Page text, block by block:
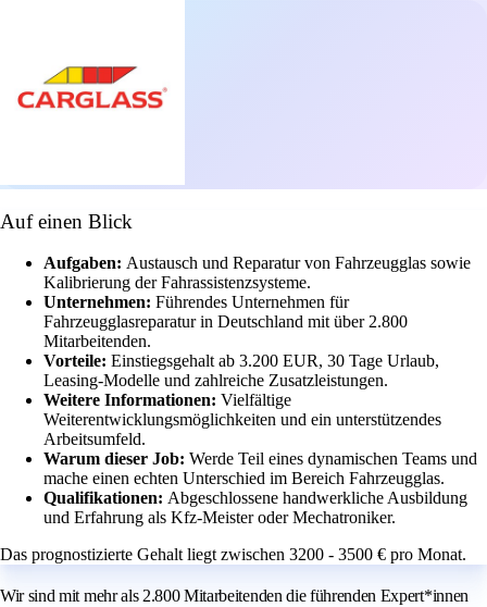
Auf einen Blick
Aufgaben: Austausch und Reparatur von Fahrzeugglas sowie
Kalibrierung der Fahrassistenzsysteme.
Unternehmen: Führendes Unternehmen für
Fahrzeugglasreparatur in Deutschland mit über 2.800
Mitarbeitenden.
Vorteile: Einstiegsgehalt ab 3.200 EUR, 30 Tage Urlaub,
Leasing-Modelle und zahlreiche Zusatzleistungen.
Weitere Informationen: Vielfältige
Weiterentwicklungsmöglichkeiten und ein unterstützendes
Arbeitsumfeld.
Warum dieser Job: Werde Teil eines dynamischen Teams und
mache einen echten Unterschied im Bereich Fahrzeugglas.
Qualifikationen: Abgeschlossene handwerkliche Ausbildung
und Erfahrung als Kfz-Meister oder Mechatroniker.
Das prognostizierte Gehalt liegt zwischen 3200 - 3500 € pro Monat.
Wir sind mit mehr als 2.800 Mitarbeitenden die führenden Expert*innen